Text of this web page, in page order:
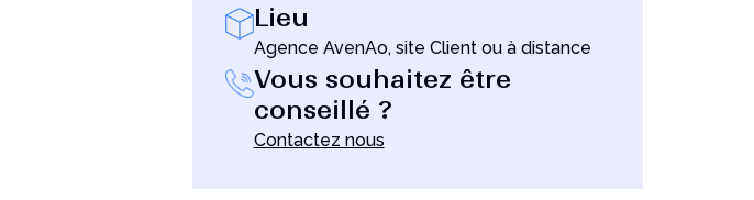
Lieu
Agence AvenAo, site Client ou à distance
Vous souhaitez être
conseillé ?
Contactez nous